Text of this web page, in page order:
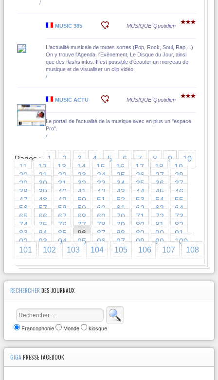
/
MUSIC 365 MUSIQUE Quotidien
L'actualité musicale de toutes sortes (Pop, Rock, Soul, Rap,...)
On y trouve l'Agenda, l'Evènement, Le Disque du Jour, ainsi
que des flashs infos. Il est possible d'écouter un morceau de
musique et de visualiser un clip vidéo.
/
MUSIC ACTU MUSIQUE Quotidien
Le portail de l'actualité de la musique avec en plus un "espace
Pro".
/
Pages : 1 2 3 4 5 6 7 8 9
10
11
12 13 14 15 16 17 18
19
20
21 22 23 24 25 26 27
28
29
30 31 32 33 34 35 36
37
38
39 40 41 42 43 44 45
46
47
48 49 50 51 52 53 54
55
56
57 58 59 60 61 62 63
64
65
66 67 68 69 70 71 72
73
74
75 76 77 78 79 80 81
82
83
84 85 86 87 88 89 90
91
92
93 94 95 96 97 98 99
100
101
102 103 104 105 106 107 108
RECHERCHER DES JOURNAUX
Francophonie Monde kiosque
GIGAPRESSE FACEBOOK